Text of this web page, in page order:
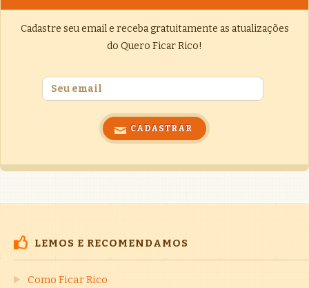
Cadastre seu email e receba gratuitamente as atualizações
do Quero Ficar Rico!
LEMOS E RECOMENDAMOS
Como Ficar Rico